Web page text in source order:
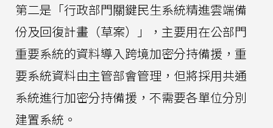
第二是「行政部門關鍵民生系統精進雲端備
份及回復計畫（草案）」，主要用在公部門
重要系統的資料導入跨境加密分持備援，重
要系統資料由主管部會管理，但將採用共通
系統進行加密分持備援，不需要各單位分別
建置系統。